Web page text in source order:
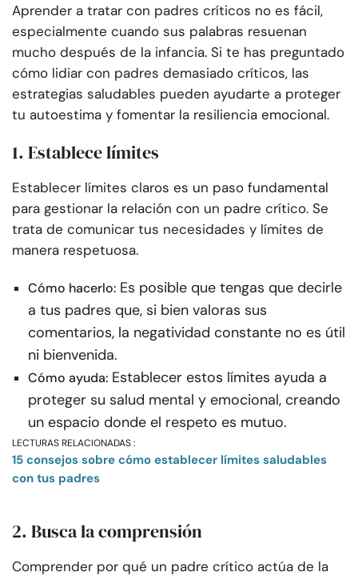
Aprender a tratar con padres críticos no es fácil,
especialmente cuando sus palabras resuenan
mucho después de la infancia. Si te has preguntado
cómo lidiar con padres demasiado críticos, las
estrategias saludables pueden ayudarte a proteger
tu autoestima y fomentar la resiliencia emocional.
1. Establece límites
Establecer límites claros es un paso fundamental
para gestionar la relación con un padre crítico. Se
trata de comunicar tus necesidades y límites de
manera respetuosa.
Cómo hacerlo: Es posible que tengas que decirle
a tus padres que, si bien valoras sus
comentarios, la negatividad constante no es útil
ni bienvenida.
Cómo ayuda: Establecer estos límites ayuda a
proteger su salud mental y emocional, creando
un espacio donde el respeto es mutuo.
LECTURAS RELACIONADAS :
15 consejos sobre cómo establecer límites saludables
con tus padres
2. Busca la comprensión
Comprender por qué un padre crítico actúa de la